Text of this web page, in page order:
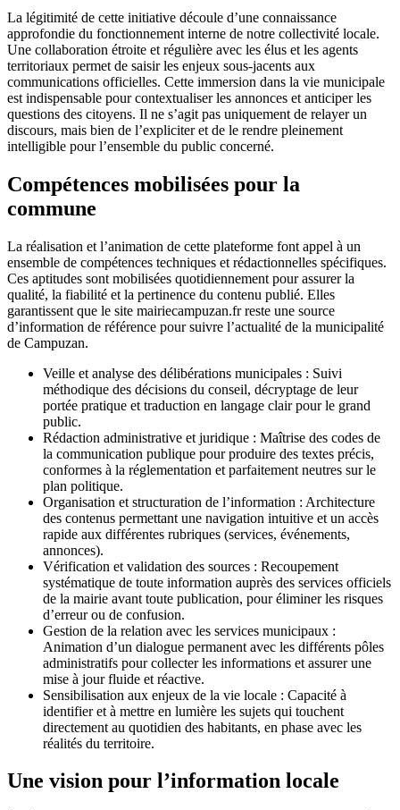
La légitimité de cette initiative découle d’une connaissance
approfondie du fonctionnement interne de notre collectivité locale.
Une collaboration étroite et régulière avec les élus et les agents
territoriaux permet de saisir les enjeux sous-jacents aux
communications officielles. Cette immersion dans la vie municipale
est indispensable pour contextualiser les annonces et anticiper les
questions des citoyens. Il ne s’agit pas uniquement de relayer un
discours, mais bien de l’expliciter et de le rendre pleinement
intelligible pour l’ensemble du public concerné.
Compétences mobilisées pour la
commune
La réalisation et l’animation de cette plateforme font appel à un
ensemble de compétences techniques et rédactionnelles spécifiques.
Ces aptitudes sont mobilisées quotidiennement pour assurer la
qualité, la fiabilité et la pertinence du contenu publié. Elles
garantissent que le site mairiecampuzan.fr reste une source
d’information de référence pour suivre l’actualité de la municipalité
de Campuzan.
Veille et analyse des délibérations municipales : Suivi
méthodique des décisions du conseil, décryptage de leur
portée pratique et traduction en langage clair pour le grand
public.
Rédaction administrative et juridique : Maîtrise des codes de
la communication publique pour produire des textes précis,
conformes à la réglementation et parfaitement neutres sur le
plan politique.
Organisation et structuration de l’information : Architecture
des contenus permettant une navigation intuitive et un accès
rapide aux différentes rubriques (services, événements,
annonces).
Vérification et validation des sources : Recoupement
systématique de toute information auprès des services officiels
de la mairie avant toute publication, pour éliminer les risques
d’erreur ou de confusion.
Gestion de la relation avec les services municipaux :
Animation d’un dialogue permanent avec les différents pôles
administratifs pour collecter les informations et assurer une
mise à jour fluide et réactive.
Sensibilisation aux enjeux de la vie locale : Capacité à
identifier et à mettre en lumière les sujets qui touchent
directement au quotidien des habitants, en phase avec les
réalités du territoire.
Une vision pour l’information locale